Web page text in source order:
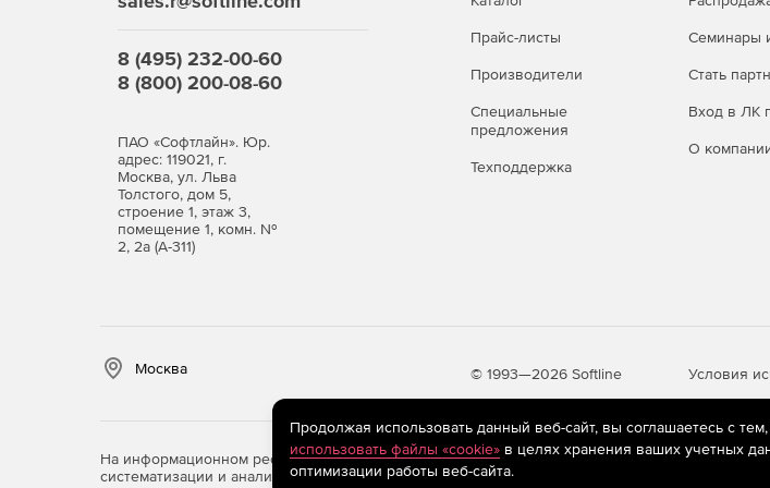
8 (495) 232-00-60
8 (800) 200-08-60
ПАО «Софтлайн». Юр.
адрес: 119021, г.
Москва, ул. Льва
Толстого, дом 5,
строение 1, этаж 3,
помещение 1, комн. №
2, 2а (А-311)
Прайс-листы
Производители
Специальные
предложения
Техподдержка
Семинары
Стать
Вход в ЛК
О
Москва © 1993—2026 Softline Условия
На информационном ресурсе store.softline.ru применяютсярекомендательные технологии
систематизации и анализа сведений, относящихся к предпочтениям пользователей сети
Продолжая использовать данный веб-сайт, вы соглашаетесь с
использовать файлы «cookie»в целях хранения ваших учетных
оптимизации работы веб-сайта.